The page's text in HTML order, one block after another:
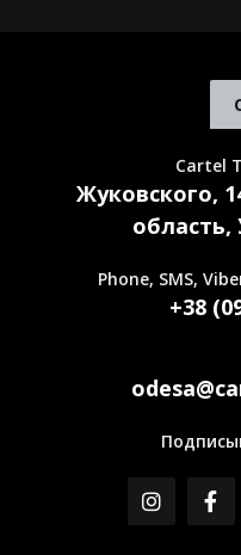
Cartel
Жуковского,
область,
Phone, SMS,
+38